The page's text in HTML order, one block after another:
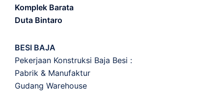
Komplek Barata
Duta Bintaro
BESI BAJA
Pekerjaan Konstruksi Baja Besi :
Pabrik & Manufaktur
Gudang Warehouse